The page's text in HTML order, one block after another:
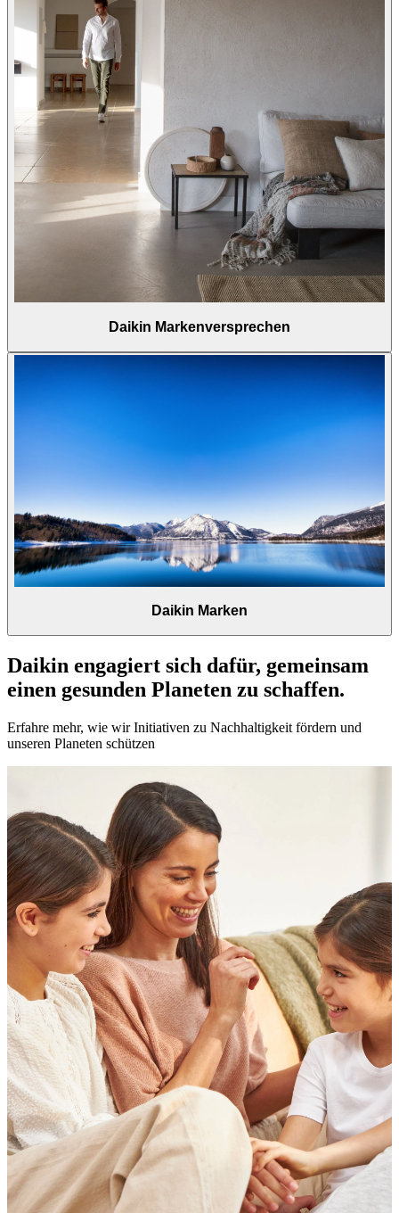
Daikin Markenversprechen
Daikin Marken
Daikin engagiert sich dafür, gemeinsam
einen gesunden Planeten zu schaffen.
Erfahre mehr, wie wir Initiativen zu Nachhaltigkeit fördern und
unseren Planeten schützen